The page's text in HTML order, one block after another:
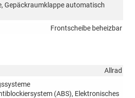
Gepäckraumklappe automatisch
Frontscheibe beheizbar
Allrad
(ABS), Elektronisches